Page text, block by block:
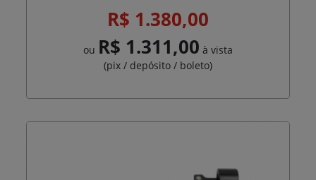
R$ 1.380,00
ou R$ 1.311,00 à vista
(pix / depósito / boleto)